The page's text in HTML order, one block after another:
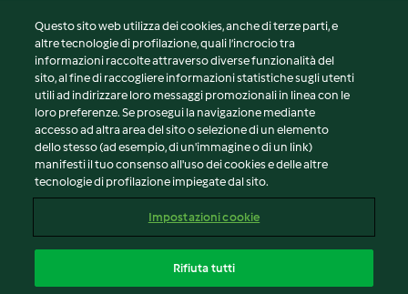
© Copyright 2026
Termini del servizio
Informativa sulla privacy
Avvertenze generali
Note legali
Contenuto del rapporto
Dichiarazione di accessibilità
Questo sito web utilizza dei cookies, anche di terze parti, e
altre tecnologie di profilazione, quali l’incrocio tra
informazioni raccolte attraverso diverse funzionalità del
sito, al fine di raccogliere informazioni statistiche sugli utenti
utili ad indirizzare loro messaggi promozionali in linea con le
loro preferenze. Se prosegui la navigazione mediante
accesso ad altra area del sito o selezione di un elemento
dello stesso (ad esempio, di un'immagine o di un link)
manifesti il tuo consenso all'uso dei cookies e delle altre
tecnologie di profilazione impiegate dal sito.
Impostazioni cookie
Rifiuta tutti